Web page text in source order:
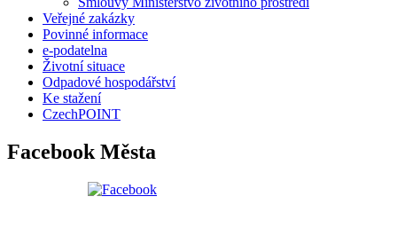
Veřejné zakázky
Povinné informace
e-podatelna
Životní situace
Odpadové hospodářství
Ke stažení
CzechPOINT
Facebook Města